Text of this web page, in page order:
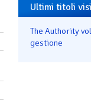
Ultimi titoli
The Authority
gestione